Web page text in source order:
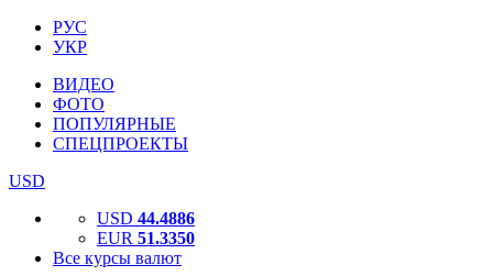
РУС
УКР
ВИДЕО
ФОТО
ПОПУЛЯРНЫЕ
СПЕЦПРОЕКТЫ
USD
USD 44.4886
EUR 51.3350
Все курсы валют